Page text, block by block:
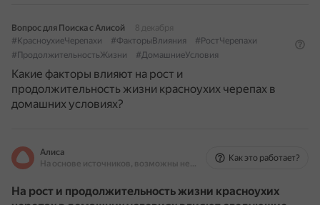
Вопрос для Поиска с Алисой
8 декабря
#КрасноухиеЧерепахи
#ФакторыВлияния
#РостЧерепахи
#ПродолжительностьЖизни
#ДомашниеУсловия
Какие факторы влияют на рост и
продолжительность жизни красноухих черепах в
домашних условиях?
Алиса
На основе источников, возможны неточности
Как это работает?
На рост и продолжительность жизни красноухих